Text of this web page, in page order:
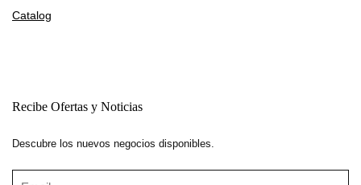
Catalog
Recibe Ofertas y Noticias
Descubre los nuevos negocios disponibles.